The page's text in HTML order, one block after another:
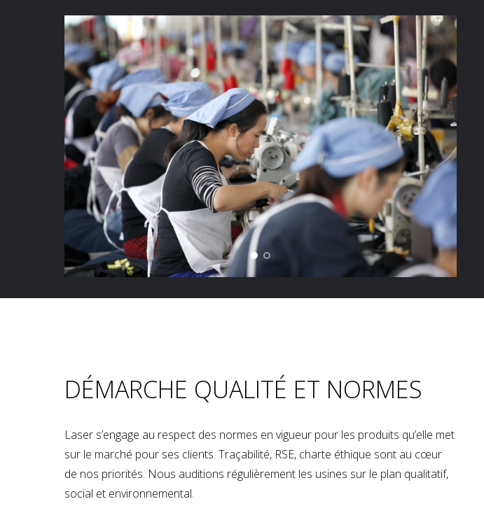
DÉMARCHE QUALITÉ ET NORMES
Laser s’engage au respect des normes en vigueur pour les produits qu’elle met
sur le marché pour ses clients. Traçabilité, RSE, charte éthique sont au cœur
de nos priorités. Nous auditions régulièrement les usines sur le plan qualitatif,
social et environnemental.